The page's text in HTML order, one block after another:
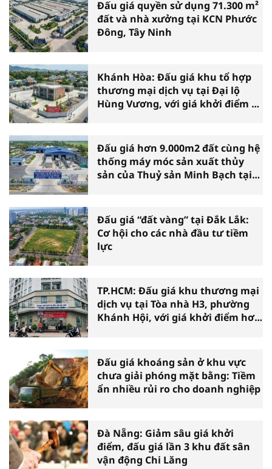
Đấu giá quyền sử dụng 71.300 m²
đất và nhà xưởng tại KCN Phước
Đông, Tây Ninh
Khánh Hòa: Đấu giá khu tổ hợp
thương mại dịch vụ tại Đại lộ
Hùng Vương, với giá khởi điểm 39
Đấu giá hơn 9.000m2 đất cùng hệ
thống máy móc sản xuất thủy
sản của Thuỷ sản Minh Bạch tại
Đấu giá “đất vàng” tại Đắk Lắk:
Cơ hội cho các nhà đầu tư tiềm
lực
TP.HCM: Đấu giá khu thương mại
dịch vụ tại Tòa nhà H3, phường
Khánh Hội, với giá khởi điểm hơn
Đấu giá khoáng sản ở khu vực
chưa giải phóng mặt bằng: Tiềm
ẩn nhiều rủi ro cho doanh nghiệp
Đà Nẵng: Giảm sâu giá khởi
điểm, đấu giá lần 3 khu đất sân
vận động Chi Lăng